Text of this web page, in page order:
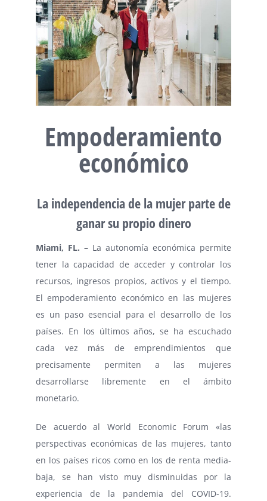
Empoderamiento
económico
La independencia de la mujer parte de
ganar su propio dinero
Miami, FL. – La autonomía económica permite
tener la capacidad de acceder y controlar los
recursos, ingresos propios, activos y el tiempo.
El empoderamiento económico en las mujeres
es un paso esencial para el desarrollo de los
países. En los últimos años, se ha escuchado
cada vez más de emprendimientos que
precisamente permiten a las mujeres
desarrollarse libremente en el ámbito
monetario.
De acuerdo al World Economic Forum «las
perspectivas económicas de las mujeres, tanto
en los países ricos como en los de renta media-
baja, se han visto muy disminuidas por la
experiencia de la pandemia del COVID-19.